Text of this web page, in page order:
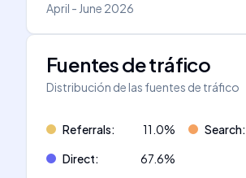
April - June 2026
Fuentes de tráfico
Distribución de las fuentes de tráfico
Referrals: 11.0% Search:
Direct: 67.6%